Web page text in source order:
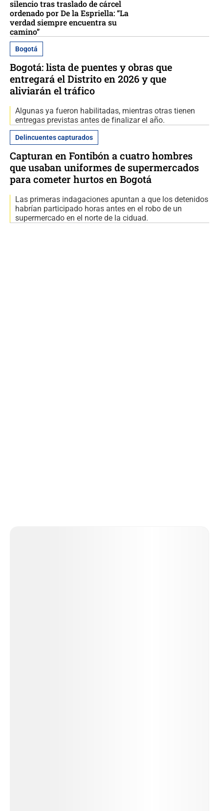
silencio tras traslado de cárcel
ordenado por De la Espriella: “La
verdad siempre encuentra su
camino”
Bogotá
Bogotá: lista de puentes y obras que
entregará el Distrito en 2026 y que
aliviarán el tráfico
Algunas ya fueron habilitadas, mientras otras tienen
entregas previstas antes de finalizar el año.
Delincuentes capturados
Capturan en Fontibón a cuatro hombres
que usaban uniformes de supermercados
para cometer hurtos en Bogotá
Las primeras indagaciones apuntan a que los detenidos
habrían participado horas antes en el robo de un
supermercado en el norte de la ciduad.